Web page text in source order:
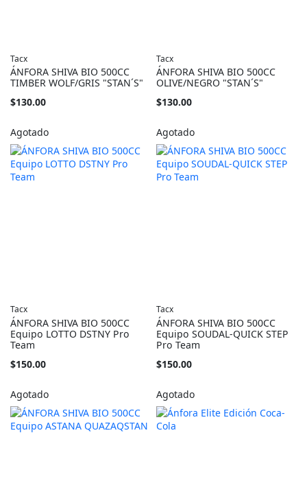
Tacx
ÁNFORA SHIVA BIO 500CC
TIMBER WOLF/GRIS "STAN´S"
$130.00
Agotado
Tacx
ÁNFORA SHIVA BIO 500CC
OLIVE/NEGRO "STAN´S"
$130.00
Agotado
Tacx
ÁNFORA SHIVA BIO 500CC
Equipo LOTTO DSTNY Pro
Team
$150.00
Agotado
Tacx
ÁNFORA SHIVA BIO 500CC
Equipo SOUDAL-QUICK STEP
Pro Team
$150.00
Agotado